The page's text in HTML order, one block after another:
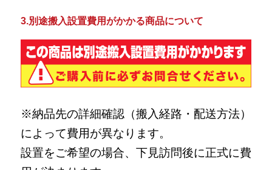
3.別途搬入設置費用がかかる商品について
※納品先の詳細確認（搬入経路・配送方法）
によって費用が異なります。
設置をご希望の場合、下見訪問後に正式に費